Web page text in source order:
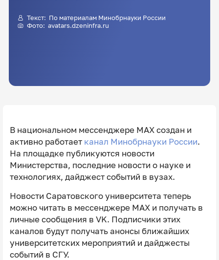
Текст: По материалам Минобрнауки России
Фото: avatars.dzeninfra.ru
В национальном мессенджере MAX создан и
активно работает канал Минобрнауки России.
На площадке публикуются новости
Министерства, последние новости о науке и
технологиях, дайджест событий в вузах.
Новости Саратовского университета теперь
можно читать в мессенджере MAX и получать в
личные сообщения в VK. Подписчики этих
каналов будут получать анонсы ближайших
университетских мероприятий и дайджесты
событий в СГУ.